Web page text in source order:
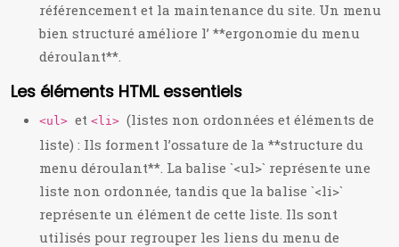
référencement et la maintenance du site. Un menu
bien structuré améliore l’ **ergonomie du menu
déroulant**.
Les éléments HTML essentiels
<ul> et <li> (listes non ordonnées et éléments de
liste) : Ils forment l’ossature de la **structure du
menu déroulant**. La balise `<ul>` représente une
liste non ordonnée, tandis que la balise `<li>`
représente un élément de cette liste. Ils sont
utilisés pour regrouper les liens du menu de